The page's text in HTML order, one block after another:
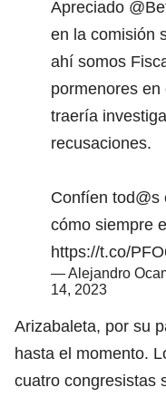
Apreciado
en la comisión
ahí somos
pormenores
traería
recusaciones.
Confíen tod@s
cómo siempre
https://t.co/
— Alejandro
14, 2023
Arizabaleta, por su
hasta el momento.
cuatro congresistas